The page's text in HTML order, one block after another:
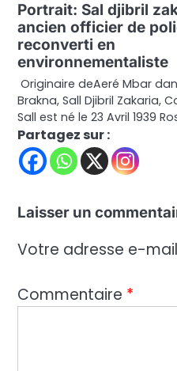
Portrait: Sal djibril
ancien officier de
reconverti en
environnementaliste
Originaire deAeré Mbar
Brakna, Sall Djibril Zakaria,
Sall est né le 23 Avril 1939
Partagez sur :
Laisser un
Votre adresse e-
Commentaire *